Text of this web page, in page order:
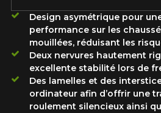
CODE PROMO
Protection contre les hasards routiers
Politique de retour
Foire aux questions
Design asymétrique pour
performance sur les
mouillées, réduisant les
Deux nervures hautement
excellente stabilité lors de
Des lamelles et des
ordinateur afin d’offrir une
roulement silencieux ainsi